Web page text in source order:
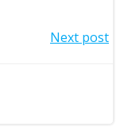
Next post